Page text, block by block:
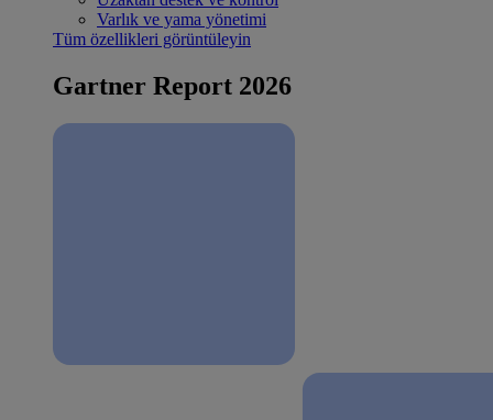
Varlık ve yama yönetimi
Tüm özellikleri görüntüleyin
Gartner Report 2026